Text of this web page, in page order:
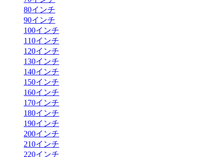
80インチ
90インチ
100インチ
110インチ
120インチ
130インチ
140インチ
150インチ
160インチ
170インチ
180インチ
190インチ
200インチ
210インチ
220インチ